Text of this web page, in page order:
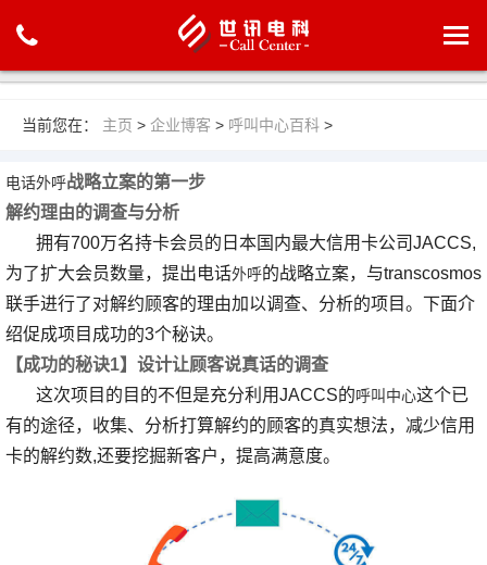
当前您在： 主页 > 企业博客 > 呼叫中心百科 >
电话外呼战略立案的第一步
解约理由的调查与分析
拥有700万名持卡会员的日本国内最大信用卡公司JACCS,
为了扩大会员数量，提出电话外呼的战略立案，与transcosmos
联手进行了对解约顾客的理由加以调查、分析的项目。下面介
绍促成项目成功的3个秘诀。
【成功的秘诀1】设计让顾客说真话的调查
这次项目的目的不但是充分利用JACCS的呼叫中心这个已
有的途径，收集、分析打算解约的顾客的真实想法，减少信用
卡的解约数,还要挖掘新客户，提高满意度。